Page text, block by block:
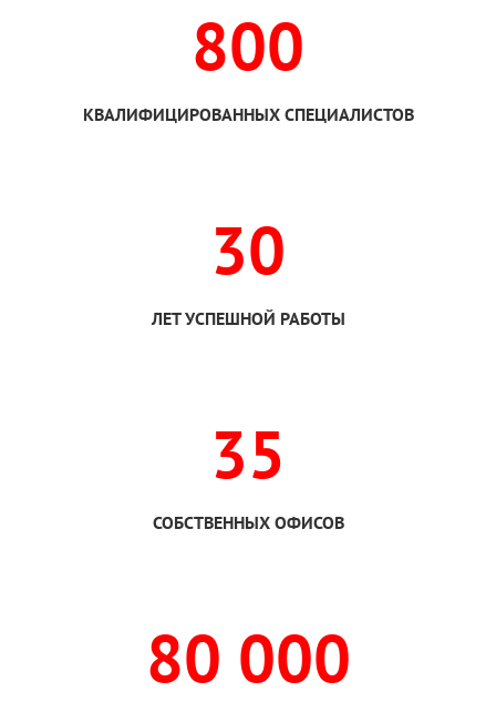
800
КВАЛИФИЦИРОВАННЫХ СПЕЦИАЛИСТОВ
30
ЛЕТ УСПЕШНОЙ РАБОТЫ
35
СОБСТВЕННЫХ ОФИСОВ
80 000